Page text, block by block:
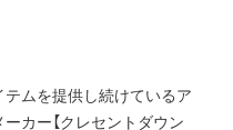
ムを提供し続けているア
カー【クレセントダウン